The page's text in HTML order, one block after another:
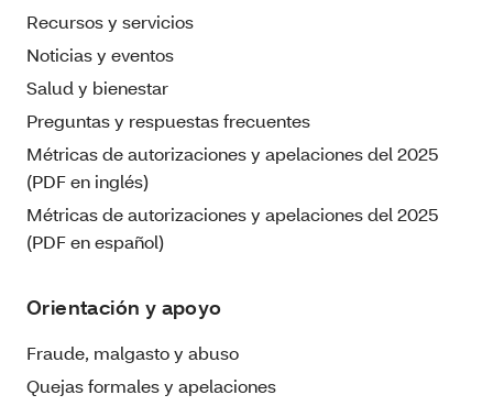
Recursos y servicios
Noticias y eventos
Salud y bienestar
Preguntas y respuestas frecuentes
Métricas de autorizaciones y apelaciones del 2025
(PDF en inglés)
Métricas de autorizaciones y apelaciones del 2025
(PDF en español)
Orientación y apoyo
Fraude, malgasto y abuso
Quejas formales y apelaciones